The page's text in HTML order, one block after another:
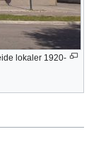
lokaler 1920-